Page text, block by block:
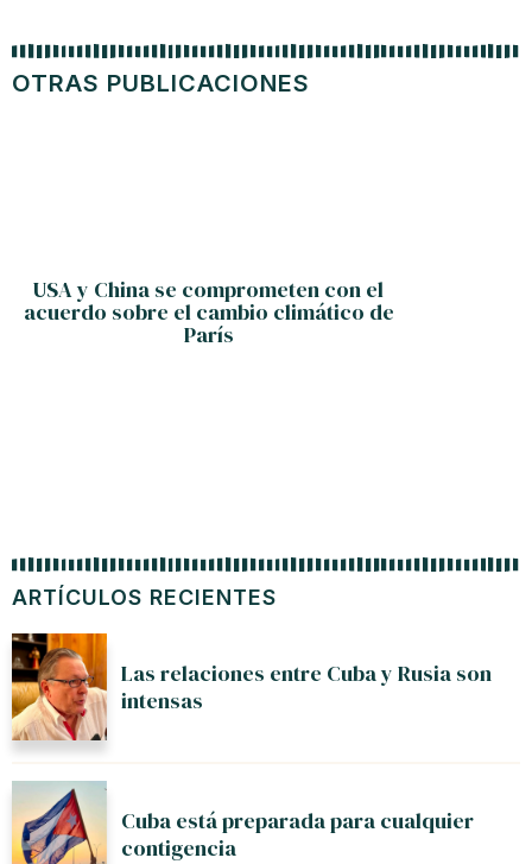
ARTÍCULOS RECIENTES
Las relaciones entre Cuba y Rusia son
intensas
Cuba está preparada para cualquier
contigencia
OTRAS PUBLICACIONES
USA y China se comprometen con el
acuerdo sobre el cambio climático de
París